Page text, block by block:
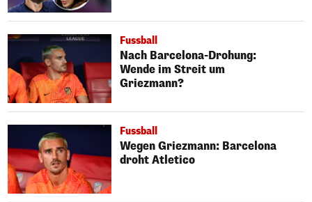
Fussball
Nach Barcelona-Drohung:
Wende im Streit um
Griezmann?
Fussball
Wegen Griezmann: Barcelona
droht Atletico